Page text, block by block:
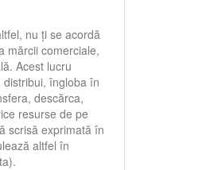
nu ți se acordă
mărcii comerciale,
Acest lucru
îngloba în
descărca,
resurse de pe
scrisă exprimată în
altfel în